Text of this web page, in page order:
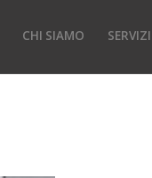
CHI SIAMO SERVIZI